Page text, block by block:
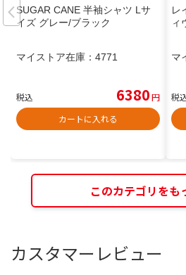
SUGAR CANE 半袖シャツ Lサ
イズ グレー/ブラック
マイストア在庫： 4771
税込 6380円
カートに入れる
レ
ィ
マ
税
このカテゴリをも
カスタマーレビュー